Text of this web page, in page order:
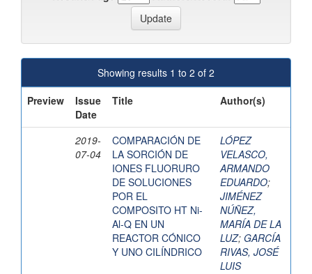
Showing results 1 to 2 of 2
Preview
Issue
Date
Title Author(s)
2019-
07-04
COMPARACIÓN DE
LA SORCIÓN DE
IONES FLUORURO
DE SOLUCIONES
POR EL
COMPOSITO HT Ni-
Al-Q EN UN
REACTOR CÓNICO
Y UNO CILÍNDRICO
LÓPEZ
VELASCO,
ARMANDO
EDUARDO;
JIMÉNEZ
NÚÑEZ,
MARÍA DE LA
LUZ; GARCÍA
RIVAS, JOSÉ
LUIS